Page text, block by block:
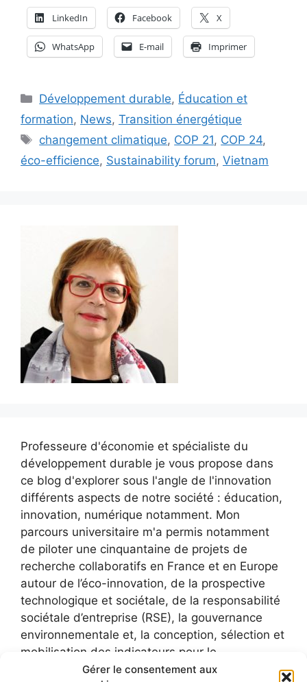
Gérer le consentement aux
LinkedIn Facebook X
WhatsApp E-mail Imprimer
Catégories
Développement durable, Éducation et
formation, News, Transition énergétique
Étiquettes
changement climatique, COP 21, COP 24,
éco-efficience, Sustainability forum, Vietnam
Professeure d'économie et spécialiste du
développement durable je vous propose dans
ce blog d'explorer sous l'angle de l'innovation
différents aspects de notre société : éducation,
innovation, numérique notamment. Mon
parcours universitaire m'a permis notamment
de piloter une cinquantaine de projets de
recherche collaboratifs en France et en Europe
autour de l’éco-innovation, de la prospective
technologique et sociétale, de la responsabilité
sociétale d’entreprise (RSE), la gouvernance
environnementale et, la conception, sélection et
mobilisation des indicateurs pour le
développement durable.